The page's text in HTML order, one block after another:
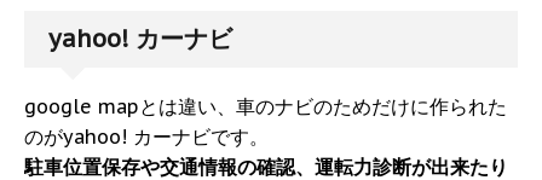
yahoo! カーナビ
google mapとは違い、車のナビのためだけに作られた
のがyahoo! カーナビです。
駐車位置保存や交通情報の確認、運転力診断が出来たり